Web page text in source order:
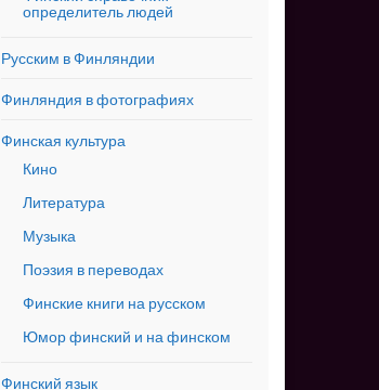
определитель людей
Русским в Финляндии
Финляндия в фотографиях
Финская культура
Кино
Литература
Музыка
Поэзия в переводах
Финские книги на русском
Юмор финский и на финском
Финский язык